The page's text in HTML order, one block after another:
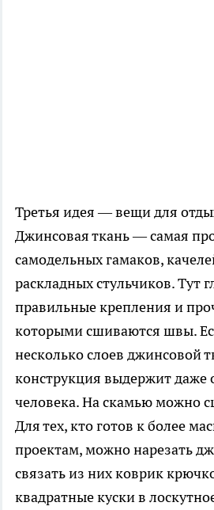
Третья идея — вещи для
Джинсовая ткань — самая
самодельных гамаков,
раскладных стульчиков. Тут
правильные крепления и
которыми сшиваются швы.
несколько слоев джинсовой
конструкция выдержит даже
человека. На скамью можно
Для тех, кто готов к более
проектам, можно нарезать
связать из них коврик
квадратные куски в